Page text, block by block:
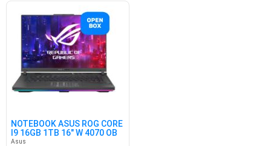
NOTEBOOK ASUS ROG CORE
I9 16GB 1TB 16" W 4070 OB
Asus